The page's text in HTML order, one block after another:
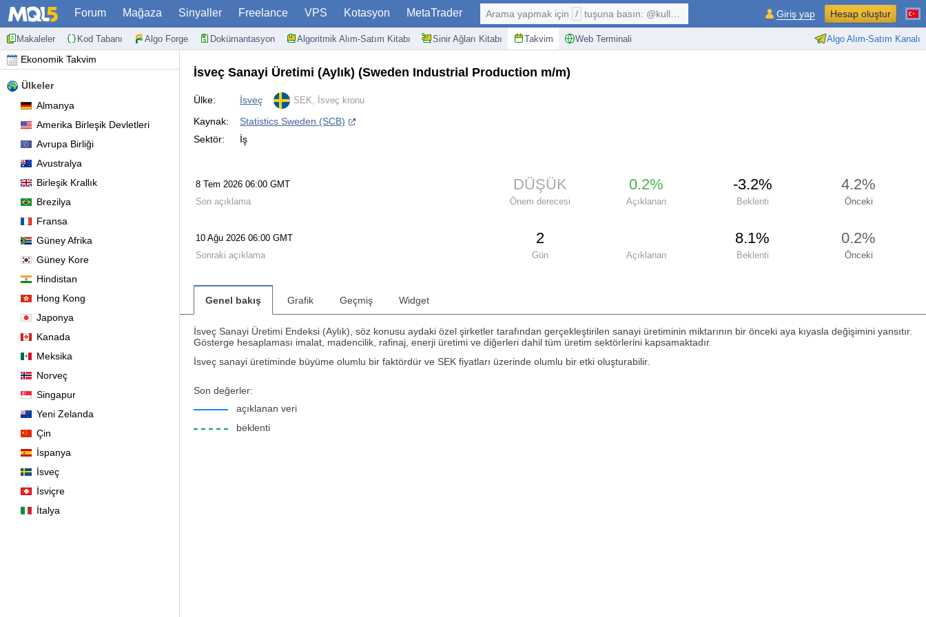
Forum Mağaza Sinyaller Freelance VPS Kotasyon MetaTrader
Makaleler Kod Tabanı Algo Forge Dokümantasyon Algoritmik Alım-Satım Kitabı Sinir Ağları Kitabı Takvim Web Terminali Algo Alım-Satım Kanalı
Arama yapmak için / tuşuna basın: @kullanıcı, $sembol, ... Giriş yap Hesap oluştur
Ekonomik Takvim
Ülkeler
Almanya
Amerika Birleşik Devletleri
Avrupa Birliği
Avustralya
Birleşik Krallık
Brezilya
Fransa
Güney Afrika
Güney Kore
Hindistan
Hong Kong
Japonya
Kanada
Meksika
Norveç
Singapur
Yeni Zelanda
Çin
İspanya
İsveç
İsviçre
İtalya
İsveç Sanayi Üretimi (Aylık) (Sweden Industrial Production m/m)
Ülke: İsveç SEK, İsveç kronu
Kaynak:
Statistics Sweden (SCB)
Sektör:
İş
8 Tem 2026 06:00 GMT DÜŞÜK 0.2% -3.2% 4.2%
Son açıklama Önem derecesi Açıklanan Beklenti Önceki
10 Ağu 2026 06:00 GMT 2 8.1% 0.2%
Sonraki açıklama Gün Açıklanan Beklenti Önceki
Genel bakış Grafik Geçmiş Widget
İsveç Sanayi Üretimi Endeksi (Aylık), söz konusu aydaki özel şirketler tarafından gerçekleştirilen sanayi üretiminin miktarının bir önceki aya kıyasla değişimini yansıtır.
Gösterge hesaplaması imalat, madencilik, rafinaj, enerji üretimi ve diğerleri dahil tüm üretim sektörlerini kapsamaktadır.
İsveç sanayi üretiminde büyüme olumlu bir faktördür ve SEK fiyatları üzerinde olumlu bir etki oluşturabilir.
Son değerler:
açıklanan veri
beklenti